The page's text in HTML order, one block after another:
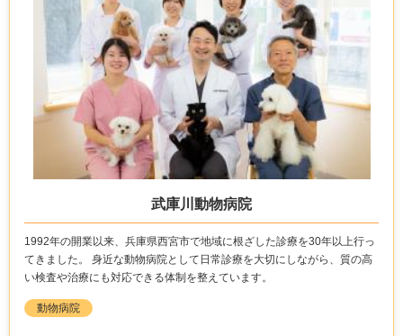
武庫川動物病院
1992年の開業以来、兵庫県西宮市で地域に根ざした診療を30年以上行っ
てきました。 身近な動物病院として日常診療を大切にしながら、質の高
い検査や治療にも対応できる体制を整えています。
動物病院